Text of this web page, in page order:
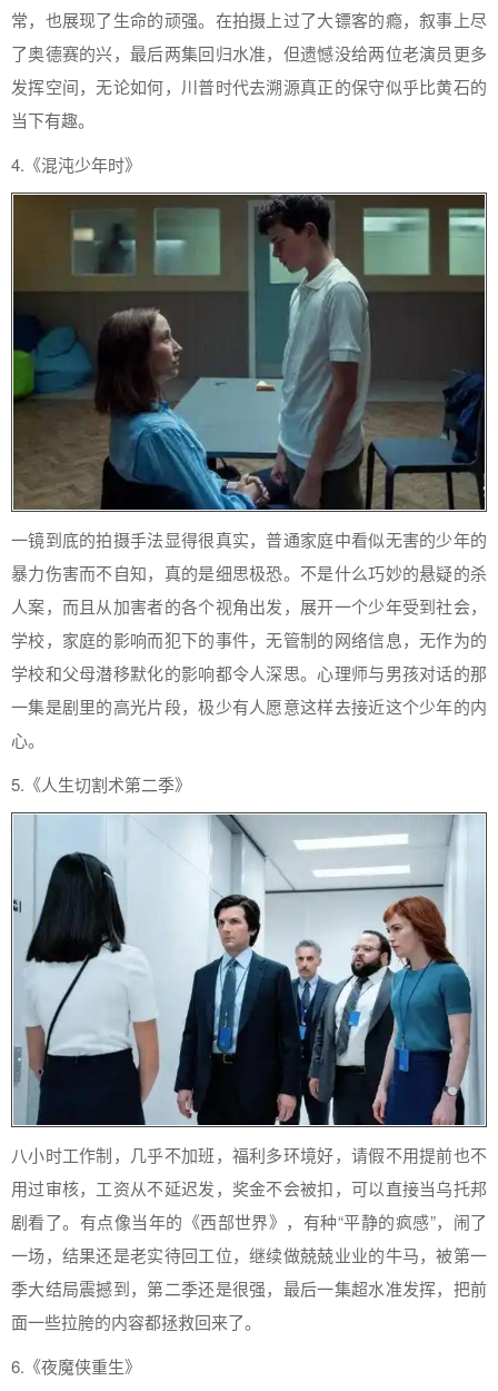
常，也展现了生命的顽强。在拍摄上过了大镖客的瘾，叙事上尽
了奥德赛的兴，最后两集回归水准，但遗憾没给两位老演员更多
发挥空间，无论如何，川普时代去溯源真正的保守似乎比黄石的
当下有趣。
4.《混沌少年时》
一镜到底的拍摄手法显得很真实，普通家庭中看似无害的少年的
暴力伤害而不自知，真的是细思极恐。不是什么巧妙的悬疑的杀
人案，而且从加害者的各个视角出发，展开一个少年受到社会，
学校，家庭的影响而犯下的事件，无管制的网络信息，无作为的
学校和父母潜移默化的影响都令人深思。心理师与男孩对话的那
一集是剧里的高光片段，极少有人愿意这样去接近这个少年的内
心。
5.《人生切割术第二季》
八小时工作制，几乎不加班，福利多环境好，请假不用提前也不
用过审核，工资从不延迟发，奖金不会被扣，可以直接当乌托邦
剧看了。有点像当年的《西部世界》，有种“平静的疯感”，闹了
一场，结果还是老实待回工位，继续做兢兢业业的牛马，被第一
季大结局震撼到，第二季还是很强，最后一集超水准发挥，把前
面一些拉胯的内容都拯救回来了。
6.《夜魔侠重生》